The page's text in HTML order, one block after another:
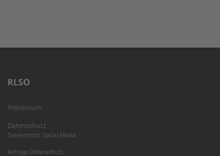
RLSO
Impressum
Datenschutz
Datenschutz Social Media
Anfrage Datenschutz